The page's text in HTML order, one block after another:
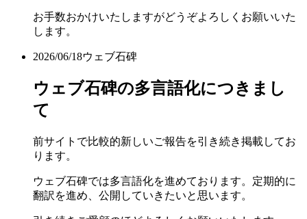
お手数おかけいたしますがどうぞよろしくお願いいた
します。
2026/06/18ウェブ石碑
ウェブ石碑の多言語化につきまし
て
前サイトで比較的新しいご報告を引き続き掲載してお
ります。
ウェブ石碑では多言語化を進めております。定期的に
翻訳を進め、公開していきたいと思います。